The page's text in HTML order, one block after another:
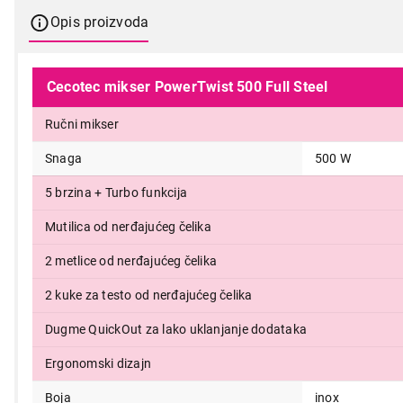
Opis proizvoda
Cecotec mikser PowerTwist 500 Full Steel
Ručni mikser
Snaga 500 W
5 brzina + Turbo funkcija
Mutilica od nerđajućeg čelika
2 metlice od nerđajućeg čelika
2 kuke za testo od nerđajućeg čelika
Dugme QuickOut za lako uklanjanje dodataka
Ergonomski dizajn
Boja inox